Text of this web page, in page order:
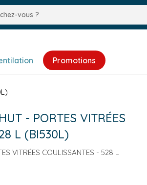
Promotions
- PORTES VITRÉES
L (BI530L)
VITRÉES COULISSANTES - 528 L